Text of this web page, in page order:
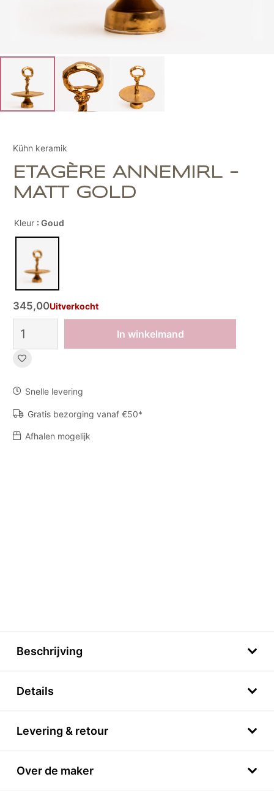
Kühn keramik
ETAGÈRE ANNEMIRL -
MATT GOLD
Kleur : Goud
345,00Uitverkocht
Annemirl
-
Matt
aantal
In winkelmand
Snelle levering
Gratis bezorging vanaf €50*
Afhalen mogelijk
Beschrijving
Details
Levering & retour
Over de maker